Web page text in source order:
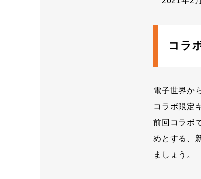
コラ
電子世界か
コラボ限定
前回コラボ
めとする、
ましょう。